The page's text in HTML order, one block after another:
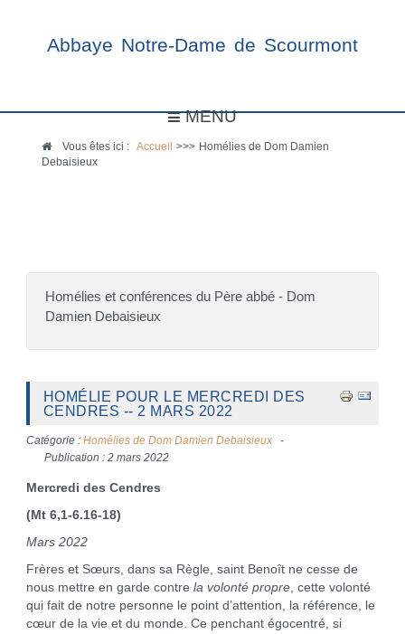
Abbaye Notre-Dame de Scourmont
MENU
Vous êtes ici :Accueil >>> Homélies de Dom Damien
Debaisieux
Homélies et conférences du Père abbé - Dom
Damien Debaisieux
HOMÉLIE POUR LE MERCREDI DES
CENDRES -- 2 MARS 2022
Catégorie : Homélies de Dom Damien Debaisieux
Publication : 2 mars 2022
Mercredi des Cendres
(Mt 6,1-6.16-18)
Mars 2022
Frères et Sœurs, dans sa Règle, saint Benoît ne cesse de
nous mettre en garde contre la volonté propre, cette volonté
qui fait de notre personne le point d’attention, la référence, le
cœur de la vie et du monde. Ce penchant égocentré, si